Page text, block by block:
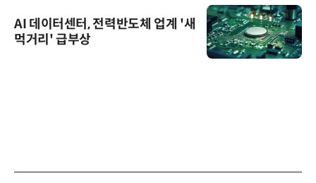
AI 데이터센터, 전력반도체 업계 '새
먹거리' 급부상